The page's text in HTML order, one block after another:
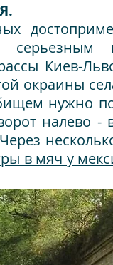
Киев-
окраины
нужно
налево
в мяч у